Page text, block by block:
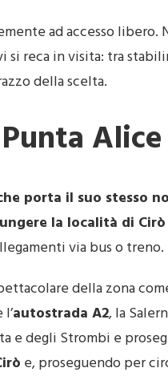
ad accesso libero.
si reca in visita: tra
della scelta.
Alice
porta il suo stesso
la località di
via bus o treno.
della zona
autostrada A2, la
e degli Strombi e
e, proseguendo per